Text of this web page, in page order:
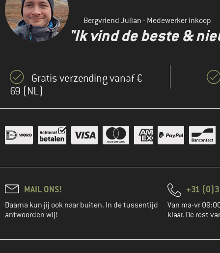
Bergvriend Julian - Medewerker inkoop
"Ik vind de beste &
Gratis verzending vanaf €
69 (NL)
MAIL ONS!
Daarna kun jij ook naar buiten. In de tussentijd
antwoorden wij!
+31
Van ma-vr
klaar. De rest